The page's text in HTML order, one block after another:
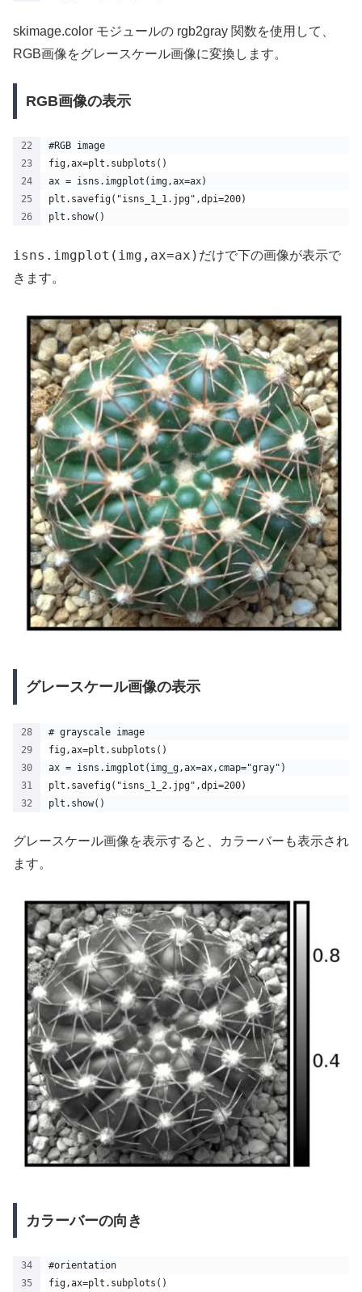
skimage.color モジュールの rgb2gray 関数を使用して、
RGB画像をグレースケール画像に変換します。
RGB画像の表示
#RGB image
fig,ax=plt.subplots()
ax = isns.imgplot(img,ax=ax)
plt.savefig("isns_1_1.jpg",dpi=200)
plt.show()
isns.imgplot(img,ax=ax) だけで下の画像が表示で
きます。
グレースケール画像の表示
# grayscale image
fig,ax=plt.subplots()
ax = isns.imgplot(img_g,ax=ax,cmap="gray")
plt.savefig("isns_1_2.jpg",dpi=200)
plt.show()
グレースケール画像を表示すると、カラーバーも表示され
ます。
カラーバーの向き
#orientation
fig,ax=plt.subplots()